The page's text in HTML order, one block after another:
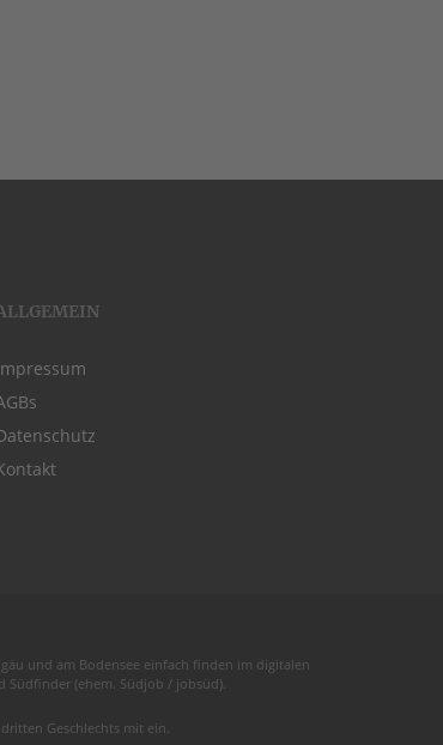
und am Bodensee einfach finden im digitalen
Südfinder(ehem. Südjob / jobsüd).
Geschlechts mit ein.